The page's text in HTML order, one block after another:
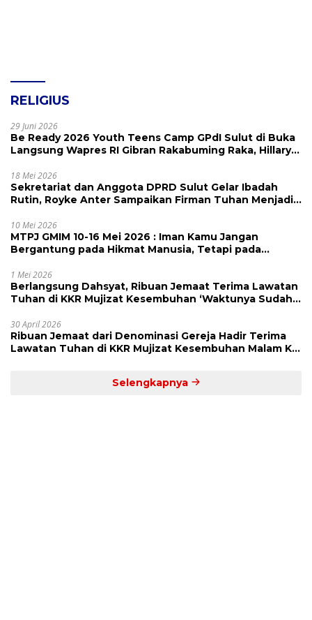
RELIGIUS
29 Juni 2026
Be Ready 2026 Youth Teens Camp GPdI Sulut di Buka
Langsung Wapres RI Gibran Rakabuming Raka, Hillary
18 Mei 2026
Sekretariat dan Anggota DPRD Sulut Gelar Ibadah
Rutin, Royke Anter Sampaikan Firman Tuhan Menjadi
10 Mei 2026
MTPJ GMIM 10-16 Mei 2026 : Iman Kamu Jangan
Bergantung pada Hikmat Manusia, Tetapi pada
1 Mei 2026
Berlangsung Dahsyat, Ribuan Jemaat Terima Lawatan
Tuhan di KKR Mujizat Kesembuhan ‘Waktunya Sudah
30 April 2026
Ribuan Jemaat dari Denominasi Gereja Hadir Terima
Lawatan Tuhan di KKR Mujizat Kesembuhan Malam Ke
Selengkapnya